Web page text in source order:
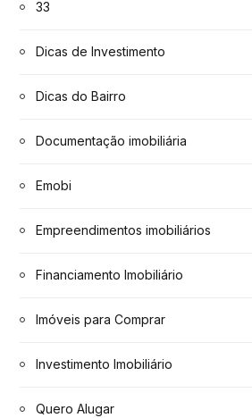
33
Dicas de Investimento
Dicas do Bairro
Documentação imobiliária
Emobi
Empreendimentos imobiliários
Financiamento Imobiliário
Imóveis para Comprar
Investimento Imobiliário
Quero Alugar